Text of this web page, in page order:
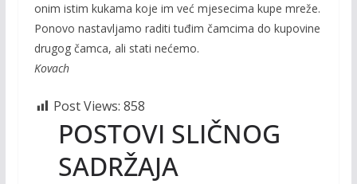
onim istim kukama koje im već mjesecima kupe mreže.
Ponovo nastavljamo raditi tuđim čamcima do kupovine
drugog čamca, ali stati nećemo.
Kovach
Post Views: 858
POSTOVI SLIČNOG
SADRŽAJA